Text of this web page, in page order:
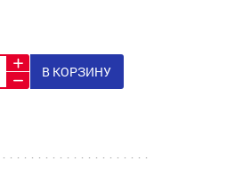
В КОРЗИНУ